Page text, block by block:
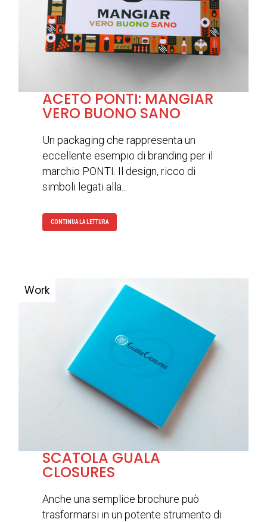
ACETO PONTI: MANGIAR
VERO BUONO SANO
Un packaging che rappresenta un
eccellente esempio di branding per il
marchio PONTI. Il design, ricco di
simboli legati alla...
CONTINUA LA LETTURA
SCATOLA GUALA
CLOSURES
Anche una semplice brochure può
trasformarsi in un potente strumento di